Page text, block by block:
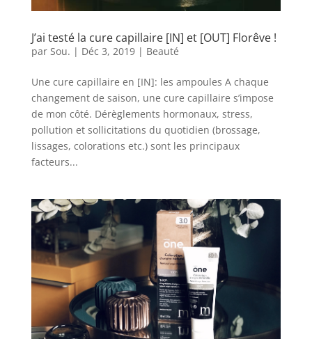
J’ai testé la cure capillaire [IN] et [OUT] Florêve !
par Sou. | Déc 3, 2019| Beauté
Une cure capillaire en [IN]: les ampoules A chaque
changement de saison, une cure capillaire s’impose
de mon côté. Dérèglements hormonaux, stress,
pollution et sollicitations du quotidien (brossage,
lissages, colorations etc.) sont les principaux
facteurs...